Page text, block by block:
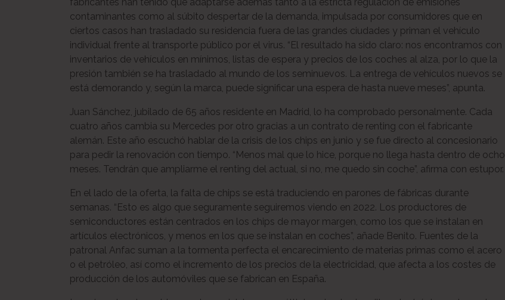
contaminantes como al súbito despertar de la demanda, impulsada por consumidores que en
ciertos casos han trasladado su residencia fuera de las grandes ciudades y priman el vehículo
individual frente al transporte público por el virus. “El resultado ha sido claro: nos encontramos con
inventarios de vehículos en mínimos, listas de espera y precios de los coches al alza, por lo que la
presión también se ha trasladado al mundo de los seminuevos. La entrega de vehículos nuevos se
está demorando y, según la marca, puede significar una espera de hasta nueve meses”, apunta.
Juan Sánchez, jubilado de 65 años residente en Madrid, lo ha comprobado personalmente. Cada
cuatro años cambia su Mercedes por otro gracias a un contrato de renting con el fabricante
alemán. Este año escuchó hablar de la crisis de los chips en junio y se fue directo al concesionario
para pedir la renovación con tiempo. “Menos mal que lo hice, porque no llega hasta dentro de ocho
meses. Tendrán que ampliarme el renting del actual, si no, me quedo sin coche”, afirma con estupor.
En el lado de la oferta, la falta de chips se está traduciendo en parones de fábricas durante
semanas. “Esto es algo que seguramente seguiremos viendo en 2022. Los productores de
semiconductores están centrados en los chips de mayor margen, como los que se instalan en
artículos electrónicos, y menos en los que se instalan en coches”, añade Benito. Fuentes de la
patronal Anfac suman a la tormenta perfecta el encarecimiento de materias primas como el acero
o el petróleo, así como el incremento de los precios de la electricidad, que afecta a los costes de
producción de los automóviles que se fabrican en España.